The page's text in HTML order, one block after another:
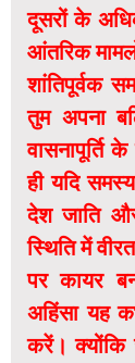
दूसरों के
आंतरिक
शांतिपूर्वक
तुम अपना
वासनापूर्ति
ही यदि
देश जाति और
स्थिति में
पर कायर
अहिंसा यह
करें। क्योंकि